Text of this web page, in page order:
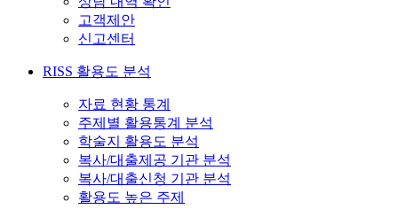
고객제안
신고센터
RISS 활용도 분석
자료 현황 통계
주제별 활용통계 분석
학술지 활용도 분석
복사/대출제공 기관 분석
복사/대출신청 기관 분석
활용도 높은 주제